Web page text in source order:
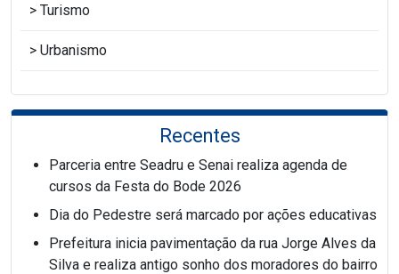
Turismo
Urbanismo
Recentes
Parceria entre Seadru e Senai realiza agenda de
cursos da Festa do Bode 2026
Dia do Pedestre será marcado por ações educativas
Prefeitura inicia pavimentação da rua Jorge Alves da
Silva e realiza antigo sonho dos moradores do bairro